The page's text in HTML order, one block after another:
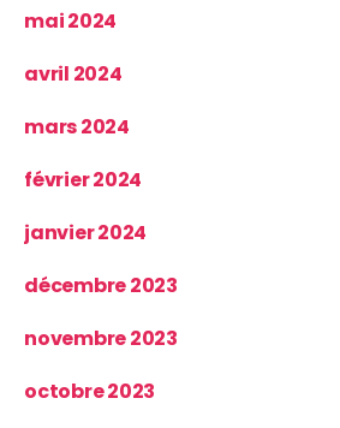
mai 2024
avril 2024
mars 2024
février 2024
janvier 2024
décembre 2023
novembre 2023
octobre 2023